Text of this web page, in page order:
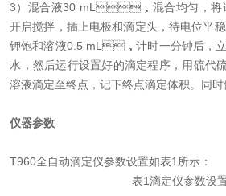
3）混合液30 mL，混合均匀，将试
开启搅拌，插上电极和滴定头，待电位平
钾饱和溶液0.5 mL，计时一分钟后，
水，然后运行设置好的滴定程序，用硫
溶液滴定至终点，记下终点滴定体积。同时
仪器参数
T960全自动滴定仪参数设置如表1所示：
表1滴定仪参数设